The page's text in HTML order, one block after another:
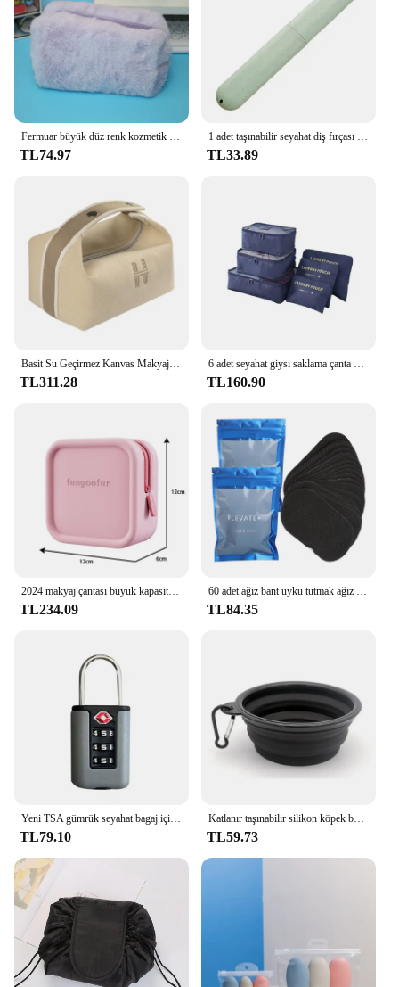
Fermuar büyük düz renk kozmetik çantası kadınlar için sevimli kürk makyaj çantası seyahat makyaj makyaj çantası yıkama kılıfı peluş kalem kılıfı
TL74.97
1 adet taşınabilir seyahat diş fırçası koruyun kutusu sağlık diş fırçaları koruyucu diş fırçası tüp kapak kılıf
TL33.89
Basit Su Geçirmez Kanvas Makyaj Çantası Moda 2021 Yeni Kozmetik Çantası Kadın Makyaj Organizatör makyaj çantası Seyahat Kozmetik Çantası
TL311.28
6 adet seyahat giysi saklama çanta Set taşınabilir bagaj organizatör bavul kılıfı ambalaj küp ayakkabı ambalaj için giysi
TL160.90
2024 makyaj çantası büyük kapasiteli su geçirmez EVA makyaj organizatör çantası Unisex çanta evrak için fermuar Tote bagaj kılıfı
TL234.09
60 adet ağız bant uyku tutmak ağız yakın horlama önlemek için nazik uyku şerit ev seyahat için ağız bant ağız bant uyku için
TL84.35
Yeni TSA gümrük seyahat bagaj için renkli kod kilidi şifre değiştirilebilir kilit kontrast renk tasarım asma kilit kabine soyunma
TL79.10
Katlanır taşınabilir silikon köpek besleyici kase 2 In 1 Pet dağıtıcı açık seyahat köpek kedi karabina şişe gıda ile su deposu
TL59.73